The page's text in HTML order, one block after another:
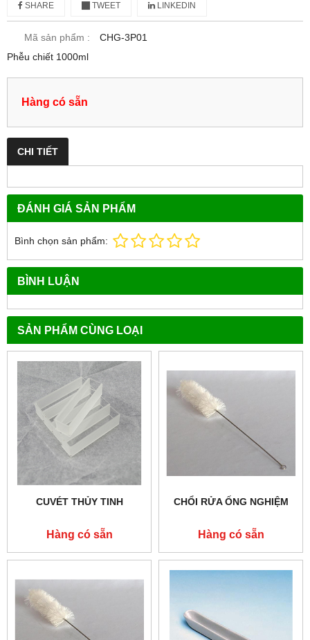
SHARE TWEET LINKEDIN
Mã sản phẩm :
CHG-3P01
Phễu chiết 1000ml
Hàng có sẵn
CHI TIẾT
ĐÁNH GIÁ SẢN PHẨM
Bình chọn sản phẩm:
BÌNH LUẬN
SẢN PHẨM CÙNG LOẠI
CUVÉT THỦY TINH
Hàng có sẵn
CHỔI RỬA ỐNG NGHIỆM
Hàng có sẵn